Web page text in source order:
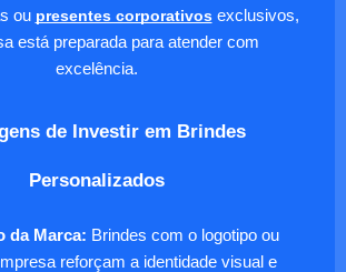
ou presentes corporativosexclusivos,
está preparada para atender com
excelência.
de Investir em Brindes
Personalizados
da Marca: Brindes com o logotipo ou
reforçam a identidade visual e